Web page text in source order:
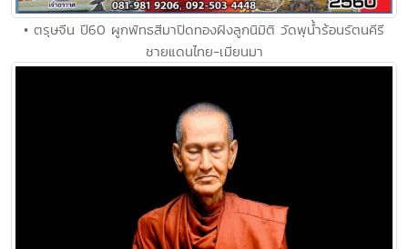
• ตรุษจีน ปี60 ผูกพัทธสีมาปิดทองฝังลูกนิมิติ วัดพุน้ำร้อนรัตนคีรี
ชายแดนไทย-เมียนมา